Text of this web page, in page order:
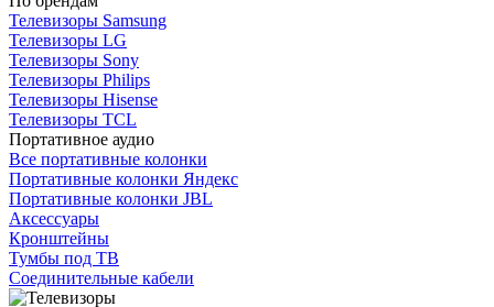
Телевизоры Samsung
Телевизоры LG
Телевизоры Sony
Телевизоры Philips
Телевизоры Hisense
Телевизоры TCL
Портативное аудио
Все портативные колонки
Портативные колонки Яндекс
Портативные колонки JBL
Аксессуары
Кронштейны
Тумбы под ТВ
Соединительные кабели